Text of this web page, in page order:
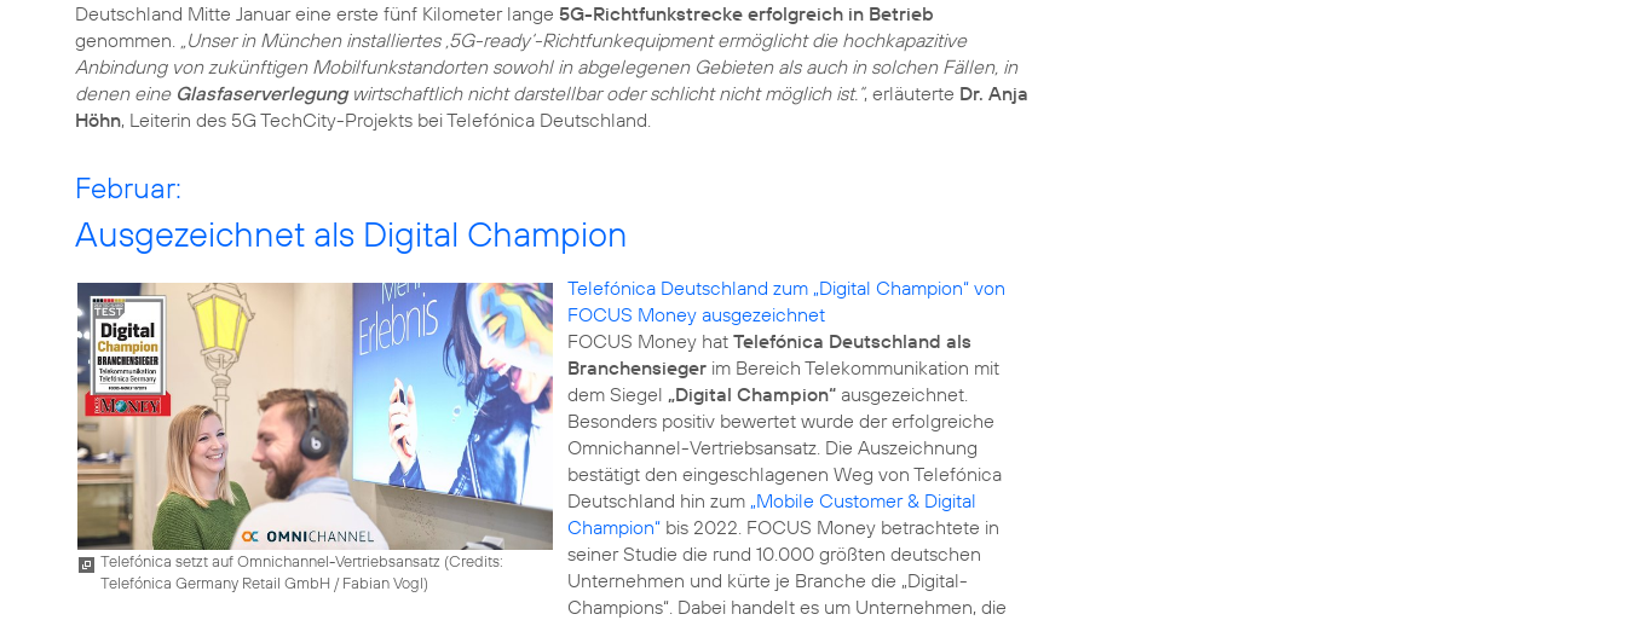
Deutschland Mitte Januar eine erste fünf Kilometer lange 5G-Richtfunkstrecke erfolgreich in Betrieb
genommen. „Unser in München installiertes ‚5G-ready‘-Richtfunkequipment ermöglicht die hochkapazitive
Anbindung von zukünftigen Mobilfunkstandorten sowohl in abgelegenen Gebieten als auch in solchen Fällen, in
denen eine Glasfaserverlegungwirtschaftlich nicht darstellbar oder schlicht nicht möglich ist.“, erläuterte Dr. Anja
Höhn, Leiterin des 5G TechCity-Projekts bei Telefónica Deutschland.
Februar:
Ausgezeichnet als Digital Champion
Telefónica setzt auf Omnichannel-Vertriebsansatz (Credits:
Telefónica Germany Retail GmbH / Fabian Vogl)
Telefónica Deutschland zum „Digital Champion“ von
FOCUS Money ausgezeichnet
FOCUS Money hat Telefónica Deutschland als
Branchensiegerim Bereich Telekommunikation mit
dem Siegel „Digital Champion“ausgezeichnet.
Besonders positiv bewertet wurde der erfolgreiche
Omnichannel-Vertriebsansatz. Die Auszeichnung
bestätigt den eingeschlagenen Weg von Telefónica
Deutschland hin zum „Mobile Customer & Digital
Champion“bis 2022. FOCUS Money betrachtete in
seiner Studie die rund 10.000 größten deutschen
Unternehmen und kürte je Branche die „Digital-
Champions“. Dabei handelt es um Unternehmen, die